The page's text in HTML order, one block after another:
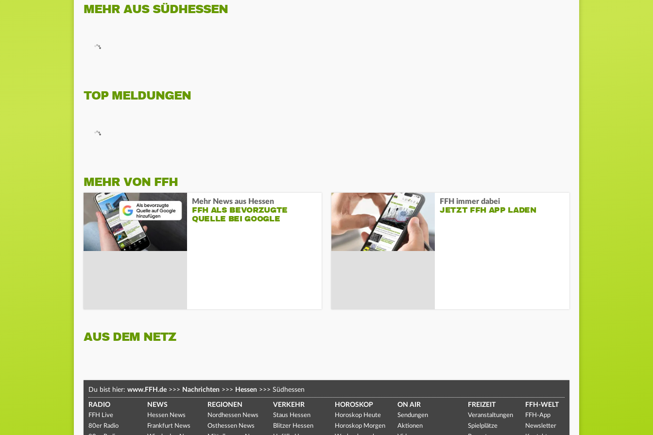
MEHR AUS SÜDHESSEN
TOP MELDUNGEN
MEHR VON FFH
Mehr News aus Hessen
FFH ALS BEVORZUGTE
QUELLE BEI GOOGLE
FFH immer dabei
JETZT FFH APP LADEN
AUS DEM NETZ
Du bist hier: www.FFH.de >>> Nachrichten >>> Hessen >>> Südhessen
RADIO
FFH Live
80er Radio
NEWS
Hessen News
Frankfurt News
REGIONEN
Nordhessen News
Osthessen News
VERKEHR
Staus Hessen
Blitzer Hessen
HOROSKOP
Horoskop Heute
Horoskop Morgen
ON AIR
Sendungen
Aktionen
FREIZEIT
Veranstaltungen
Spielplätze
FFH-WELT
FFH-App
Newsletter